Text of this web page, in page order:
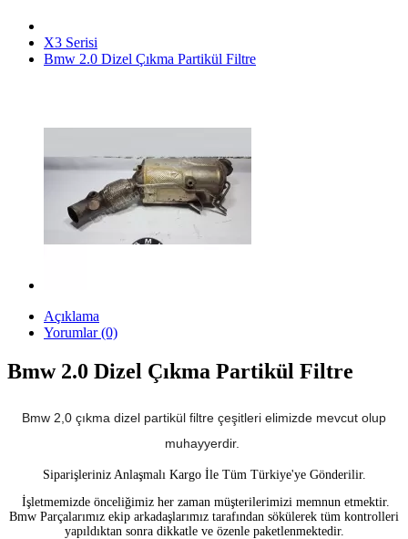
X3 Serisi
Bmw 2.0 Dizel Çıkma Partikül Filtre
Açıklama
Yorumlar (0)
Bmw 2.0 Dizel Çıkma Partikül Filtre
Bmw 2,0 çıkma dizel partikül filtre çeşitleri elimizde mevcut olup
muhayyerdir.
Siparişleriniz Anlaşmalı Kargo İle Tüm Türkiye'ye Gönderilir.
İşletmemizde önceliğimiz her zaman müşterilerimizi memnun etmektir.
Bmw Parçalarımız ekip arkadaşlarımız tarafından sökülerek tüm kontrolleri
yapıldıktan sonra dikkatle ve özenle paketlenmektedir.